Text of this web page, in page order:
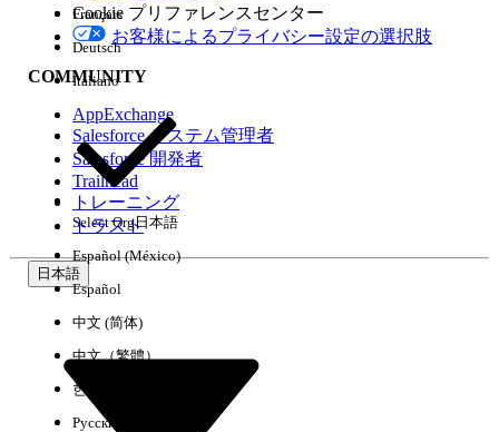
Name.dim
Index
Alice
Carol
Amount.mea
Index
Value
Cookie プリファレンスセンター
お客様によるプライバシー設定の選択肢
COMMUNITY
AppExchange
Salesforce システム管理者
Salesforce 開発者
Trailhead
トレーニング
トラスト
日本語
Français
Deutsch
Italiano
Select Org日本語
Español (México)
Español
中文 (简体)
中文（繁體）
한국어
Русский